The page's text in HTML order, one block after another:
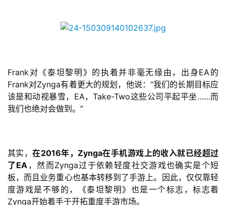
戏
单
休
闲
游
Frank对《泰坦黎明》的执着并非毫无缘由，出身EA的
Frank对Zynga有着更大的规划，他说：“我们的长期目标应
该是和动视暴雪，EA，Take-Two这些公司平起平坐……而
我们也绝对会做到。”
其实，在2016年，Zynga在手机游戏上的收入就已经超过
了EA ，然而Zynga过于依赖轻度社交游戏也确实是个短
板，而且业务重心也基本转移到了手游上。因此，仅仅靠轻
度游戏是不够的，《泰坦黎明》也是一个标志，标志着
Zynga开始着手于开拓重度手游市场。